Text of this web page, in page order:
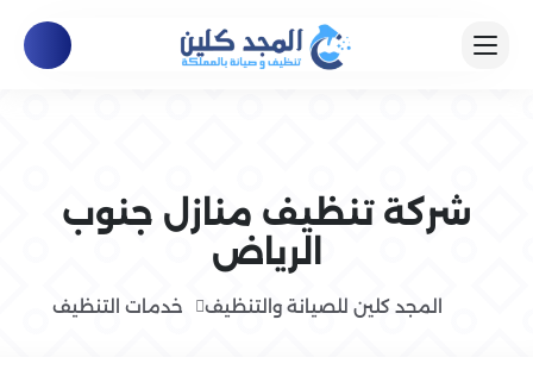
شركة تنظيف منازل جنوب
الرياض
المجد كلين للصيانة والتنظيف خدمات التنظيف